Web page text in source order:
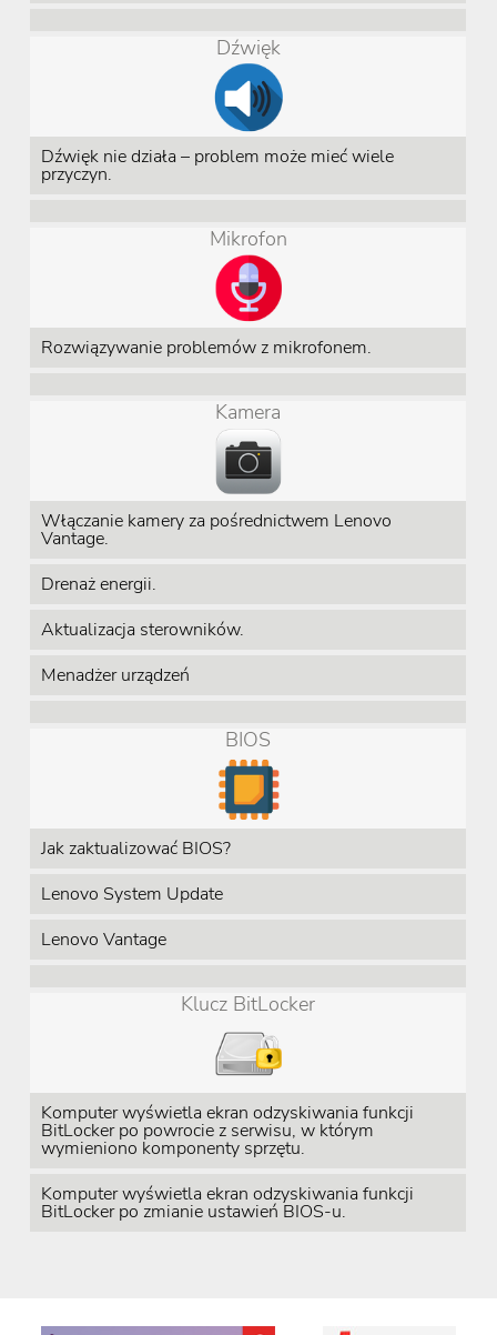
Dźwięk
Dźwięk nie działa – problem może mieć wiele
przyczyn.
Mikrofon
Rozwiązywanie problemów z mikrofonem.
Kamera
Włączanie kamery za pośrednictwem Lenovo
Vantage.
Drenaż energii.
Aktualizacja sterowników.
Menadżer urządzeń
BIOS
Jak zaktualizować BIOS?
Lenovo System Update
Lenovo Vantage
Klucz BitLocker
Komputer wyświetla ekran odzyskiwania funkcji
BitLocker po powrocie z serwisu, w którym
wymieniono komponenty sprzętu.
Komputer wyświetla ekran odzyskiwania funkcji
BitLocker po zmianie ustawień BIOS-u.